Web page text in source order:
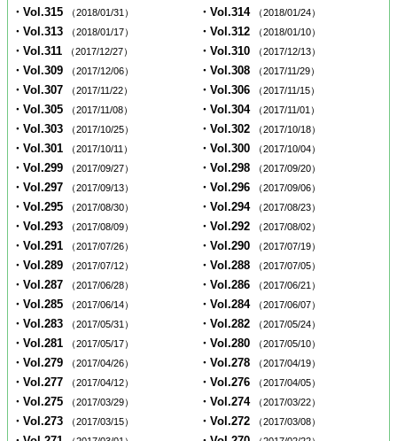
・Vol.315 （2018/01/31） ・Vol.314 （2018/01/24）
・Vol.313 （2018/01/17） ・Vol.312 （2018/01/10）
・Vol.311 （2017/12/27） ・Vol.310 （2017/12/13）
・Vol.309 （2017/12/06） ・Vol.308 （2017/11/29）
・Vol.307 （2017/11/22） ・Vol.306 （2017/11/15）
・Vol.305 （2017/11/08） ・Vol.304 （2017/11/01）
・Vol.303 （2017/10/25） ・Vol.302 （2017/10/18）
・Vol.301 （2017/10/11） ・Vol.300 （2017/10/04）
・Vol.299 （2017/09/27） ・Vol.298 （2017/09/20）
・Vol.297 （2017/09/13） ・Vol.296 （2017/09/06）
・Vol.295 （2017/08/30） ・Vol.294 （2017/08/23）
・Vol.293 （2017/08/09） ・Vol.292 （2017/08/02）
・Vol.291 （2017/07/26） ・Vol.290 （2017/07/19）
・Vol.289 （2017/07/12） ・Vol.288 （2017/07/05）
・Vol.287 （2017/06/28） ・Vol.286 （2017/06/21）
・Vol.285 （2017/06/14） ・Vol.284 （2017/06/07）
・Vol.283 （2017/05/31） ・Vol.282 （2017/05/24）
・Vol.281 （2017/05/17） ・Vol.280 （2017/05/10）
・Vol.279 （2017/04/26） ・Vol.278 （2017/04/19）
・Vol.277 （2017/04/12） ・Vol.276 （2017/04/05）
・Vol.275 （2017/03/29） ・Vol.274 （2017/03/22）
・Vol.273 （2017/03/15） ・Vol.272 （2017/03/08）